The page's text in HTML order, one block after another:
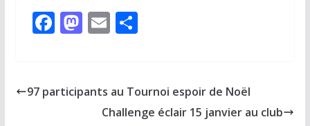
F
b
M
d
E
l
P
g
er
97 participants au Tournoi espoir de Noël
Challenge éclair 15 janvier au club